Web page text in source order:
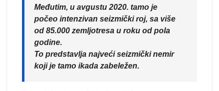
Međutim, u avgustu 2020. tamo je
počeo intenzivan seizmički roj, sa više
od 85.000 zemljotresa u roku od pola
godine.
To predstavlja najveći seizmički nemir
koji je tamo ikada zabeležen.